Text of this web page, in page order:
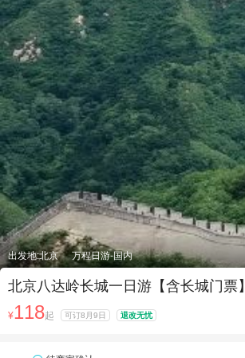
出发地:北京 万程日游-国内
北京八达岭长城一日游【含长城门票
¥118起 可订8月9日 退改无忧